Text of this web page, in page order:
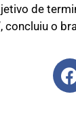
de
concluiu o